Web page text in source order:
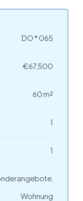
DO * 065
€67,500
60 m²
1
1
Wohnung